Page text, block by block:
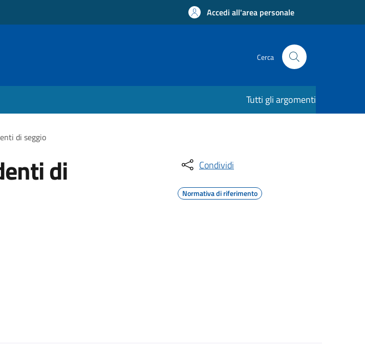
Accedi all'area personale
Cerca
Tutti gli argomenti
di seggio
di Condividi
Normativa di riferimento